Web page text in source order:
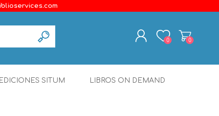
0 0
EDICIONES SITUM LIBROS ON DEMAND